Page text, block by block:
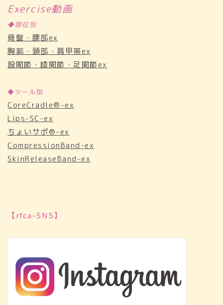
Exercise動画
◆部位別
骨盤・腰部ex
胸郭・頸部・肩甲帯ex
股関節・膝関節・足関節ex
◆ツール別
CoreCradle®-ex
Lips-SC-ex
ちょいサポ®-ex
CompressionBand-ex
SkinReleaseBand-ex
【rfca-SNS】